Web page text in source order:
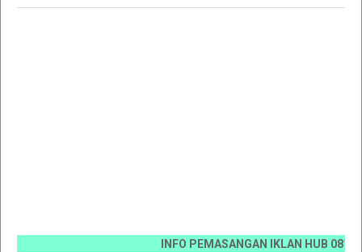
INFO PEMASANGAN IKLAN HUB 0812